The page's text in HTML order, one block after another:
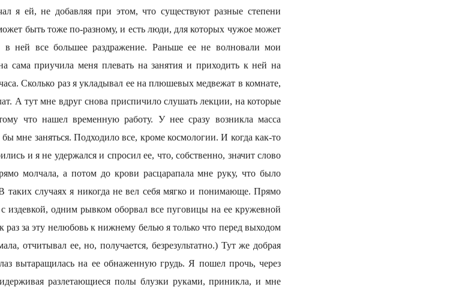
я ей, не добавляя при этом, что существуют разные степени
быть тоже по-разному, и есть люди, для которых чужое может
ней все большее раздражение. Раньше ее не волновали мои
сама приучила меня плевать на занятия и приходить к ней на
Сколько раз я укладывал ее на плюшевых медвежат в комнате,
А тут мне вдруг снова приспичило слушать лекции, на которые
что нашел временную работу. У нее сразу возникла масса
мне заняться. Подходило все, кроме космологии. И когда как-то
и я не удержался и спросил ее, что, собственно, значит слово
молчала, а потом до крови расцарапала мне руку, что было
таких случаях я никогда не вел себя мягко и понимающе. Прямо
издевкой, одним рывком оборвал все пуговицы на ее кружевной
раз за эту нелюбовь к нижнему белью я только что перед выходом
отчитывал ее, но, получается, безрезультатно.) Тут же добрая
вытаращилась на ее обнаженную грудь. Я пошел прочь, через
разлетающиеся полы блузки руками, приникла, и мне